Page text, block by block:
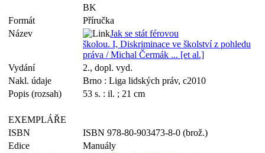
BK
Formát
Příručka
Název
Jak se stát férovou
školou. I, Diskriminace ve školství z pohledu
práva / Michal Čermák ... [et al.]
Vydání
2., dopl. vyd.
Nakl. údaje
Brno : Liga lidských práv, c2010
Popis (rozsah)
53 s. : il. ; 21 cm
EXEMPLÁŘE
ISBN
ISBN 978-80-903473-8-0 (brož.)
Edice
Manuály